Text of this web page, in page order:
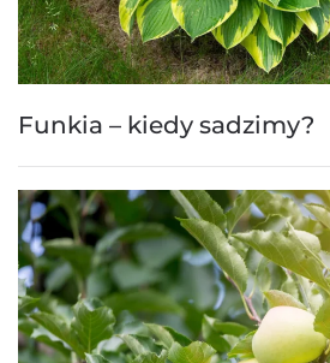
Funkia – kiedy sadzimy?